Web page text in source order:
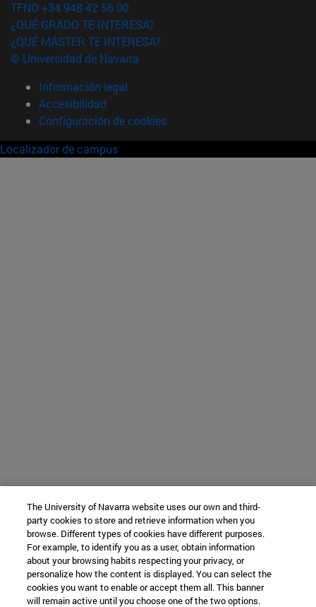
TFNO +34 948 42 56 00
¿QUÉ GRADO TE INTERESA?
¿QUÉ MÁSTER TE INTERESA?
© Universidad de Navarra
Información legal
Accesibilidad
Configuración de cookies
Localizador de campus
The University of Navarra website uses our own and third-
party cookies to store and retrieve information when you
browse. Different types of cookies have different purposes.
For example, to identify you as a user, obtain information
about your browsing habits respecting your privacy, or
personalize how the content is displayed. You can select the
cookies you want to enable or accept them all. This banner
will remain active until you choose one of the two options.